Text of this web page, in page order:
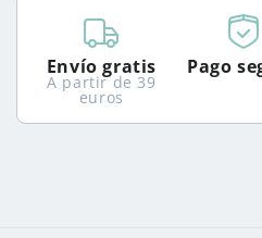
Envío gratis
A partir de 39
euros
Pago